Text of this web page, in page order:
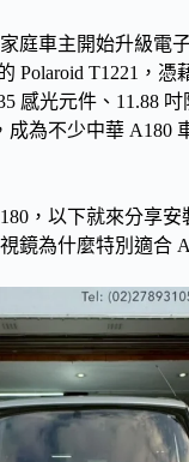
庭車主開始升級電
Polaroid T1221，憑
感光元件、11.88
成為不少中華 A180
，以下就來分享安
鏡為什麼特別適合